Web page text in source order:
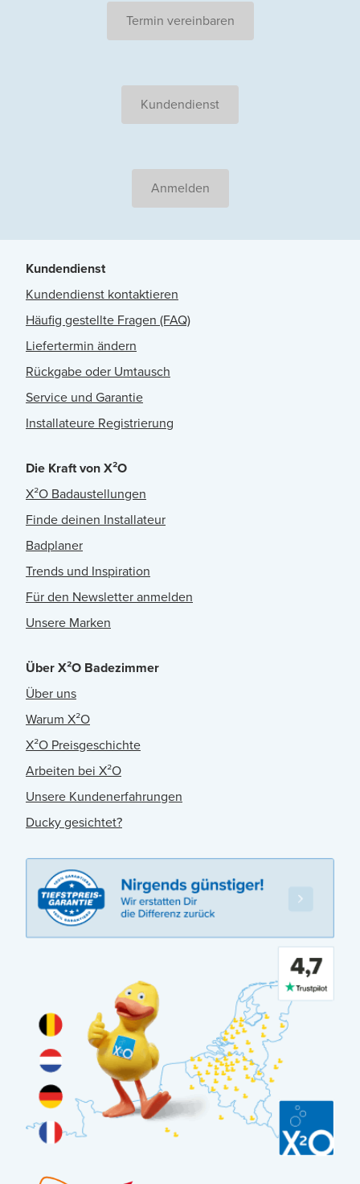
Termin vereinbaren
Kundendienst
Anmelden
Kundendienst
Kundendienst kontaktieren
Häufig gestellte Fragen (FAQ)
Liefertermin ändern
Rückgabe oder Umtausch
Service und Garantie
Installateure Registrierung
Die Kraft von X²O
X²O Badaustellungen
Finde deinen Installateur
Badplaner
Trends und Inspiration
Für den Newsletter anmelden
Unsere Marken
Über X²O Badezimmer
Über uns
Warum X²O
X²O Preisgeschichte
Arbeiten bei X²O
Unsere Kundenerfahrungen
Ducky gesichtet?